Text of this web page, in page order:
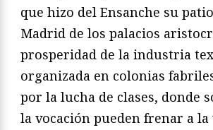
que hizo del Ensanche su
Madrid de los palacios
prosperidad de la industria
organizada en colonias
por la lucha de clases, donde
la vocación pueden frenar a la